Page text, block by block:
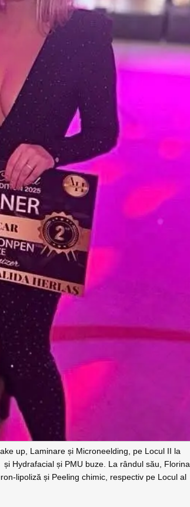
up, Laminare și Microneelding, pe Locul II la
Hydrafacial și PMU buze. La rândul său, Florina
lipoliză și Peeling chimic, respectiv pe Locul al